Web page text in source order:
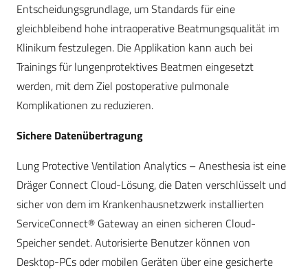
Entscheidungsgrundlage, um Standards für eine
gleichbleibend hohe intraoperative Beatmungsqualität im
Klinikum festzulegen. Die Applikation kann auch bei
Trainings für lungenprotektives Beatmen eingesetzt
werden, mit dem Ziel postoperative pulmonale
Komplikationen zu reduzieren.
Sichere Datenübertragung
Lung Protective Ventilation Analytics – Anesthesia ist eine
Dräger Connect Cloud-Lösung, die Daten verschlüsselt und
sicher von dem im Krankenhausnetzwerk installierten
ServiceConnect® Gateway an einen sicheren Cloud-
Speicher sendet. Autorisierte Benutzer können von
Desktop-PCs oder mobilen Geräten über eine gesicherte